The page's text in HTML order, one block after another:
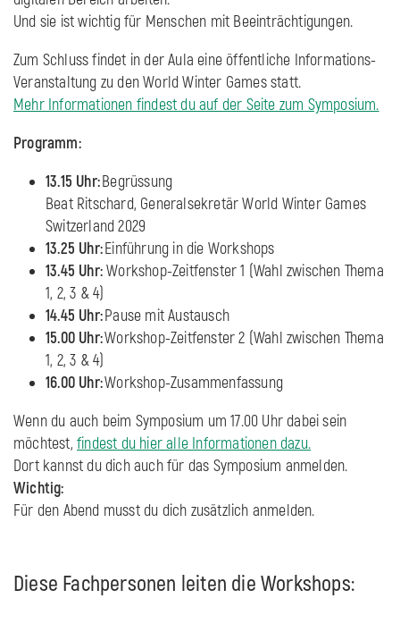
Und sie ist wichtig für Menschen mit Beeinträchtigungen.
Zum Schluss findet in der Aula eine öffentliche Informations-
Veranstaltung zu den World Winter Games statt.
Mehr Informationen findest du auf der Seite zum Symposium.
Programm:
13.15 Uhr:Begrüssung
Beat Ritschard, Generalsekretär World Winter Games
Switzerland 2029
13.25 Uhr:Einführung in die Workshops
13.45 Uhr:Workshop-Zeitfenster 1 (Wahl zwischen Thema
1, 2, 3 & 4)
14.45 Uhr:Pause mit Austausch
15.00 Uhr:Workshop-Zeitfenster 2 (Wahl zwischen Thema
1, 2, 3 & 4)
16.00 Uhr:Workshop-Zusammenfassung
Wenn du auch beim Symposium um 17.00 Uhr dabei sein
möchtest, findest du hier alle Informationen dazu.
Dort kannst du dich auch für das Symposium anmelden.
Wichtig:
Für den Abend musst du dich zusätzlich anmelden.
Diese Fachpersonen leiten die Workshops: